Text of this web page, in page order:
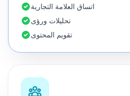
اتساق العلامة التجارية
تحليلات ورؤى
تقويم المحتوى